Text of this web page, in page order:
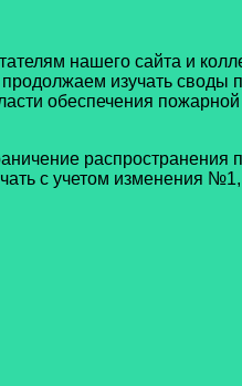
нашего сайта и
изучать своды
обеспечения пожарной
распространения
с учетом изменения